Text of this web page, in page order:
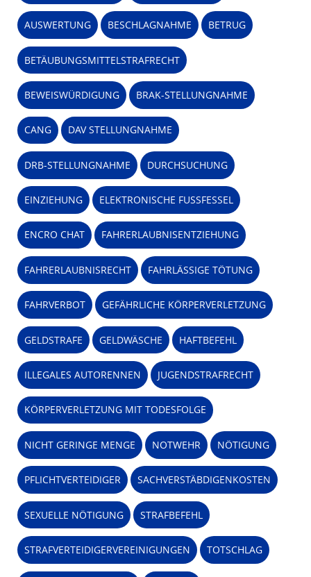
AUSWERTUNG BESCHLAGNAHME BETRUG
BETÄUBUNGSMITTELSTRAFRECHT
BEWEISWÜRDIGUNG BRAK-STELLUNGNAHME
CANG DAV STELLUNGNAHME
DRB-STELLUNGNAHME DURCHSUCHUNG
EINZIEHUNG ELEKTRONISCHE FUSSFESSEL
ENCRO CHAT FAHRERLAUBNISENTZIEHUNG
FAHRERLAUBNISRECHT FAHRLÄSSIGE TÖTUNG
FAHRVERBOT GEFÄHRLICHE KÖRPERVERLETZUNG
GELDSTRAFE GELDWÄSCHE HAFTBEFEHL
ILLEGALES AUTORENNEN JUGENDSTRAFRECHT
KÖRPERVERLETZUNG MIT TODESFOLGE
NICHT GERINGE MENGE NOTWEHR NÖTIGUNG
PFLICHTVERTEIDIGER SACHVERSTÄBDIGENKOSTEN
SEXUELLE NÖTIGUNG STRAFBEFEHL
STRAFVERTEIDIGERVEREINIGUNGEN TOTSCHLAG